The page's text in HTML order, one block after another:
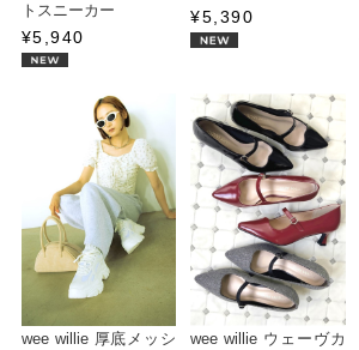
トスニーカー
¥5,940
¥5,390
wee willie 厚底メッシ
wee willie ウェーヴカ